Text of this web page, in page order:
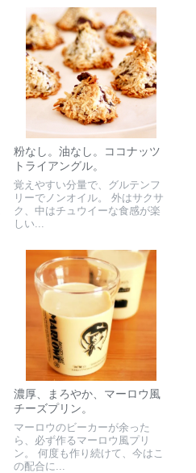
粉なし。油なし。ココナッツ
トライアングル。
覚えやすい分量で、グルテンフ
リーでノンオイル。 外はサクサ
ク、中はチュウイーな食感が楽
しい...
濃厚、まろやか、マーロウ風
チーズプリン。
マーロウのビーカーが余った
ら、必ず作るマーロウ風プリ
ン。 何度も作り続けて、今はこ
の配合に...